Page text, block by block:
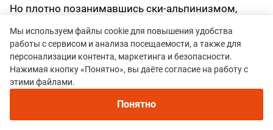
Но плотно позанимавшись ски-альпинизмом,
удалось выиграть Чемпионат Камчатского края с
19 промахами из 20 возможных.
Какой можно сделать вывод?
Ски-тур, если мы рассматриваем как элемент
спортивной подготовки, требует высокого уровня
Мы используем файлы cookie для повышения удобства
работы с сервисом и анализа посещаемости, а также для
персонализации контента, маркетинга и безопасности.
Нажимая кнопку «Понятно», вы даёте согласие на работу с
этими файлами.
Понятно